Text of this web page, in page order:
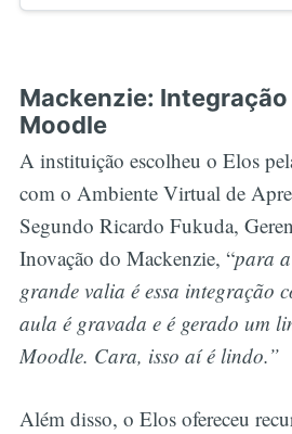
Mackenzie:
Moodle
A instituição escolheu o Elos
com o Ambiente Virtual de
Segundo Ricardo Fukuda,
Inovação do Mackenzie, “para
grande valia é essa integração
aula é gravada e é gerado um
Moodle. Cara, isso aí é lindo.”
Além disso, o Elos ofereceu